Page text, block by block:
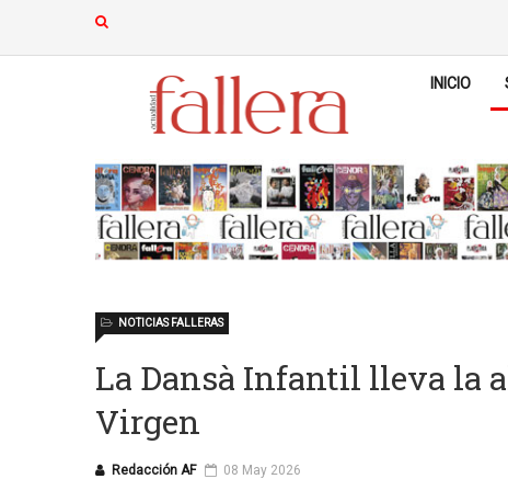
INICIO
La Dansà Infantil lleva la
Virgen
Redacción AF
NOTICIAS FALLERAS
08 May 2026